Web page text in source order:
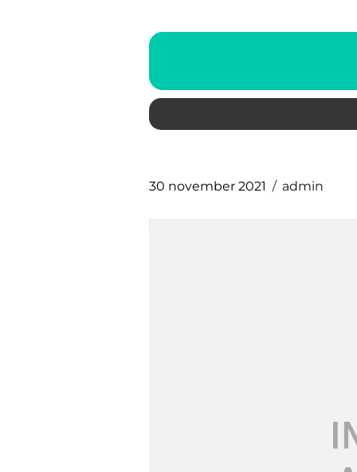
30 november 2021 admin